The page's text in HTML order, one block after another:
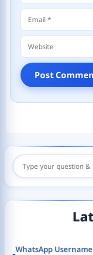
Email
Website
Search
WhatsApp